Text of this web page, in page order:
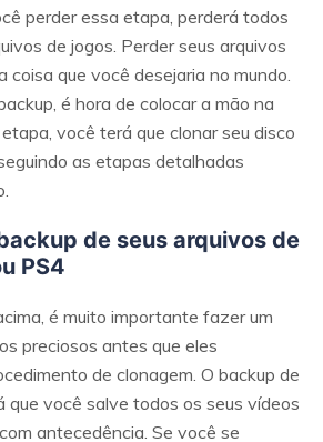
perder essa etapa, perderá todos
de jogos. Perder seus arquivos
coisa que você desejaria no mundo.
é hora de colocar a mão na
você terá que clonar seu disco
as etapas detalhadas
de seus arquivos de
PS4
é muito importante fazer um
preciosos antes que eles
de clonagem. O backup de
que você salve todos os seus vídeos
antecedência. Se você se